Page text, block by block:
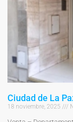
Ciudad de La
18 noviembre, 2025